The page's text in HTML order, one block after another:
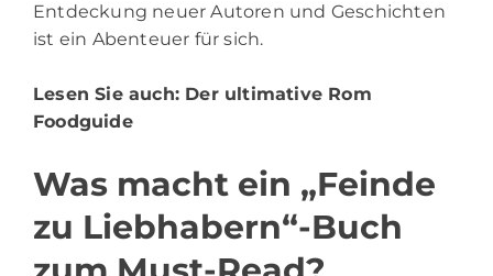
Entdeckung neuer Autoren und Geschichten
ist ein Abenteuer für sich.
Lesen Sie auch: Der ultimative Rom
Foodguide
Was macht ein „Feinde
zu Liebhabern“-Buch